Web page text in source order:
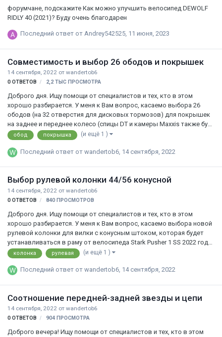
форумчане, подскажите Как можно улучшить велосипед DEWOLF
RIDLY 40 (2021)? Буду очень благодарен
Последний ответ от Andrey542525, 11 июня, 2023
Совместимость и выбор 26 ободов и покрышек
14 сентября, 2022 от wandertob6
0 ОТВЕТОВ 2,2 ТЫС ПРОСМОТРА
Доброго дня. Ищу помощи от специалистов и тех, кто в этом
хорошо разбирается. У меня к Вам вопрос, касаемо выбора 26
ободов (на 32 отверстия для дисковых тормозов) для покрышек
на заднее и переднее колесо (спицы DT и камеры Maxxis также буду
приобретать). В наличии есть Stark Pusher 1 SS 2022 года, размер L,
в городских условиях, иногда дерт (не новичок, но и не
Также нужно выбрать из нескольких покрышек, которые подходят
под эти дисциплины (отталкиваться нужно именно от их размеров
и стандартов,…
Последний ответ от wandertob6 14 сентября, 2022
обод покрышка (и ещё 1 )
Выбор рулевой колонки 44/56 конусной
14 сентября, 2022 от wandertob6
0 ОТВЕТОВ 840 ПРОСМОТРОВ
Доброго дня. Ищу помощи от специалистов и тех, кто в этом
хорошо разбирается. У меня к Вам вопрос, касаемо выбора новой
рулевой колонки для вилки с конусным штоком, которая будет
устанавливаться в раму от велосипеда Stark Pusher 1 SS 2022 года,
размер L. Внутренний посадочный стандарт рулевого стакана этой
Вилка RockShox 26 REBA RL-SA CR ХОД 100MM, ОСЬ 15X100, 40OF,
SPG COMP. Полуинтегрированная рулевая колонка на закрытых
подшипниках для вилок с конусным штоком 1 1/8"-1.5…
Последний ответ от wandertob6, 14 сентября, 2022
колонка рулевая (и ещё 1 )
Соотношение передней-задней звезды и цепи
14 сентября, 2022 от wandertob6
0 ОТВЕТОВ 904 ПРОСМОТРА
Доброго вечера! Ищу помощи от специалистов и тех, кто в этом